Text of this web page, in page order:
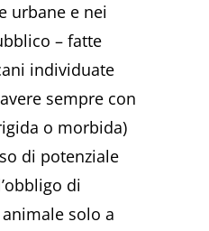
urbane e nei
– fatte
individuate
sempre con
o morbida)
di potenziale
di
solo a